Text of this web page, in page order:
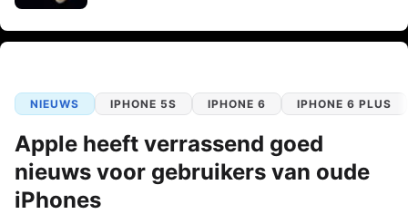
NIEUWS IPHONE 5S IPHONE 6 IPHONE 6 PLUS
Apple heeft verrassend goed
nieuws voor gebruikers van oude
iPhones